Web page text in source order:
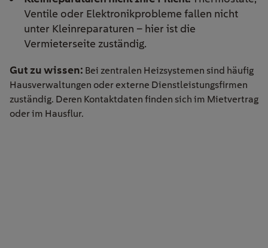
Ventile oder Elektronikprobleme fallen nicht
unter Kleinreparaturen – hier ist die
Vermieterseite zuständig.
Gut zu wissen: Bei zentralen Heizsystemen sind häufig
Hausverwaltungen oder externe Dienstleistungsfirmen
zuständig. Deren Kontaktdaten finden sich im Mietvertrag
oder im Hausflur.